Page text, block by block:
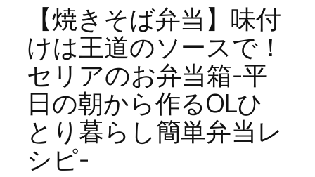
【焼きそば弁当】味付
けは王道のソースで！
セリアのお弁当箱-平
日の朝から作るOLひ
とり暮らし簡単弁当レ
シピ-